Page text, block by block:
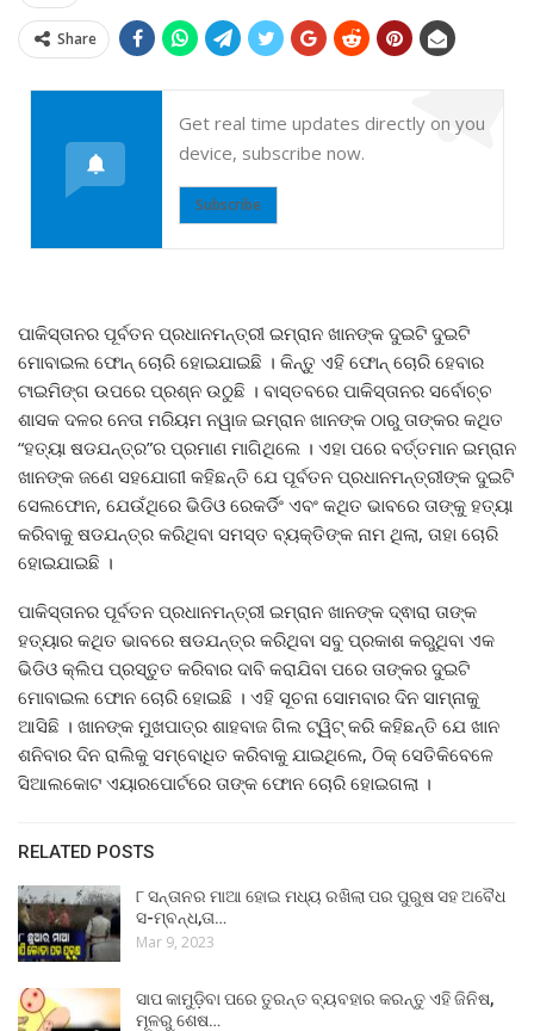
Share
Get real time updates directly on you
device, subscribe now.
Subscribe
ପାକିସ୍ତାନର ପୂର୍ବତନ ପ୍ରଧାନମନ୍ତ୍ରୀ ଇମ୍ରାନ ଖାନଙ୍କ ଦୁଇଟି ଦୁଇଟି
ମୋବାଇଲ ଫୋନ୍ ଚୋରି ହୋଇଯାଇଛି । କିନ୍ତୁ ଏହି ଫୋନ୍ ଚୋରି ହେବାର
ଟାଇମିଙ୍ଗ ଉପରେ ପ୍ରଶ୍ନ ଉଠୁଛି । ବାସ୍ତବରେ ପାକିସ୍ତାନର ସର୍ବୋଚ୍ଚ
ଶାସକ ଦଳର ନେତା ମରିୟମ ନୱାଜ ଇମ୍ରାନ ଖାନଙ୍କ ଠାରୁ ତାଙ୍କର କଥିତ
“ହତ୍ୟା ଷଡଯନ୍ତ୍ର”ର ପ୍ରମାଣ ମାଗିଥିଲେ । ଏହା ପରେ ବର୍ତ୍ତମାନ ଇମ୍ରାନ
ଖାନଙ୍କ ଜଣେ ସହଯୋଗୀ କହିଛନ୍ତି ଯେ ପୂର୍ବତନ ପ୍ରଧାନମନ୍ତ୍ରୀଙ୍କ ଦୁଇଟି
ସେଲଫୋନ, ଯେଉଁଥିରେ ଭିଡିଓ ରେକର୍ଡିଂ ଏବଂ କଥିତ ଭାବରେ ତାଙ୍କୁ ହତ୍ୟା
କରିବାକୁ ଷଡଯନ୍ତ୍ର କରିଥିବା ସମସ୍ତ ବ୍ୟକ୍ତିଙ୍କ ନାମ ଥିଲା, ତାହା ଚୋରି
ହୋଇଯାଇଛି ।
ପାକିସ୍ତାନର ପୂର୍ବତନ ପ୍ରଧାନମନ୍ତ୍ରୀ ଇମ୍ରାନ ଖାନଙ୍କ ଦ୍ଵାରା ତାଙ୍କ
ହତ୍ୟାର କଥିତ ଭାବରେ ଷଡଯନ୍ତ୍ର କରିଥିବା ସବୁ ପ୍ରକାଶ କରୁଥିବା ଏକ
ଭିଡିଓ କ୍ଲିପ ପ୍ରସ୍ତୁତ କରିବାର ଦାବି କରାଯିବା ପରେ ତାଙ୍କର ଦୁଇଟି
ମୋବାଇଲ ଫୋନ ଚୋରି ହୋଇଛି । ଏହି ସୂଚନା ସୋମବାର ଦିନ ସାମ୍ନାକୁ
ଆସିଛି । ଖାନଙ୍କ ମୁଖପାତ୍ର ଶାହବାଜ ଗିଲ ଟ୍ୱିଟ୍ କରି କହିଛନ୍ତି ଯେ ଖାନ
ଶନିବାର ଦିନ ରାଲିକୁ ସମ୍ବୋଧିତ କରିବାକୁ ଯାଇଥିଲେ, ଠିକ୍ ସେତିକିବେଳେ
ସିଆଲକୋଟ ଏୟାରପୋର୍ଟରେ ତାଙ୍କ ଫୋନ ଚୋରି ହୋଇଗଲା ।
RELATED POSTS
୮ ସନ୍ତାନର ମାଆ ହୋଇ ମଧ୍ୟ ରଖିଲା ପର ପୁରୁଷ ସହ ଅବୈଧ
ସ-ମ୍ବନ୍ଧ,ତା…
Mar 9, 2023
ସାପ କାମୁଡ଼ିବା ପରେ ତୁରନ୍ତ ବ୍ୟବହାର କରନ୍ତୁ ଏହି ଜିନିଷ,
ମୂଳରୁ ଶେଷ…